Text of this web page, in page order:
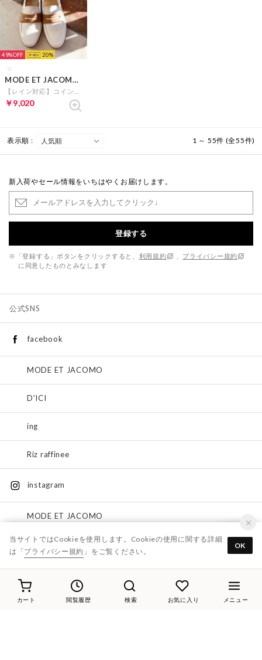
カート 閲覧履歴 検索 お気に入り メニュー
49% 20
MODE ET JACOMO carino
￥9,020
表示順 : 1 ～ 55件 (全55件)
新入荷やセール情報をいちはやくお届けします。
登録する
※「登録する」ボタンをクリックすると、 利用規約
プライバシー規約
に同意したものとみなします
公式SNS
facebook
MODE ET JACOMO
D'ICI
ing
Riz raffinee
instagram
MODE ET JACOMO
D'ICI
ing
Riz raffinee
当サイトではCookieを使用します。Cookieの使用に関する詳細
は「プライバシー規約 」をご覧ください。
OK